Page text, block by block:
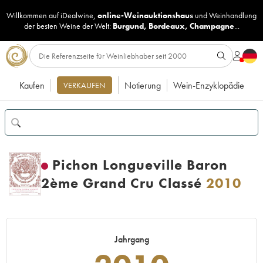
Willkommen auf iDealwine, online-Weinauktionshaus undWeinhandlung
der besten Weine der Welt: Burgund, Bordeaux, Champagne...
Kaufen VERKAUFEN Notierung Wein-Enzyklopädie
Pichon Longueville Baron
2ème Grand Cru Classé 2010
Jahrgang